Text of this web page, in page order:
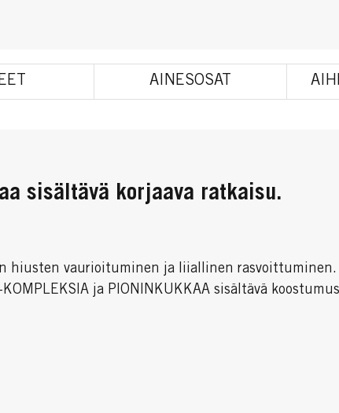
AINESOSAT
sisältävä korjaava ratkaisu.
vaurioituminen ja liiallinen rasvoittuminen.
ja PIONINKUKKAA sisältävä